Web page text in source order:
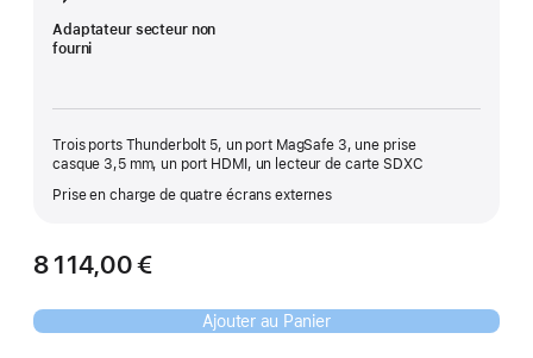
Adaptateur secteur non
fourni
Trois ports Thunderbolt 5, un port MagSafe 3, une prise
casque 3,5 mm, un port HDMI, un lecteur de carte SDXC
Prise en charge de quatre écrans externes
8 114,00 €
Ajouter au Panier